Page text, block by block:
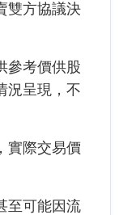
雙方協議決
參考價供股
況呈現，不
實際交易價
至可能因流